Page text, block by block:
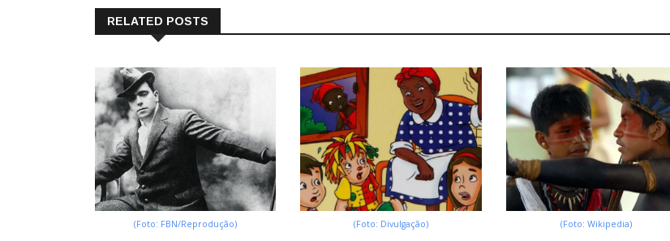
RELATED POSTS
(Foto: FBN/Reprodução) (Foto: Divulgação) (Foto: Wikipedia)